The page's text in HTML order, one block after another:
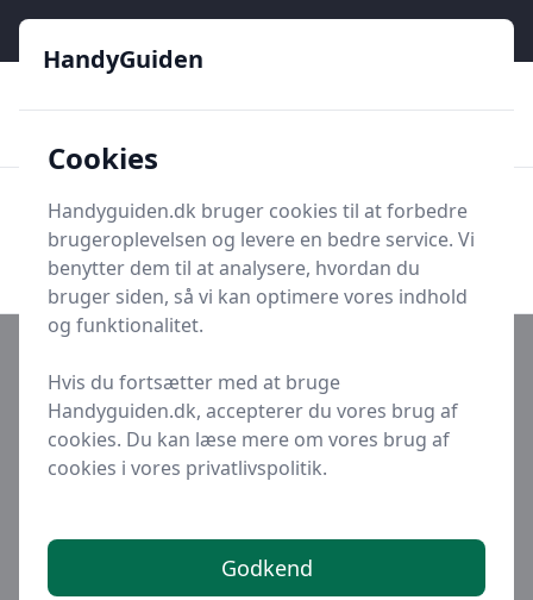
HandyGuiden
Søg nu
Søg nu
Udgivet iFritid
Apparat Krydsord
HandyGuiden
Cookies
Handyguiden.dk bruger cookies til at forbedre
brugeroplevelsen og levere en bedre service. Vi
benytter dem til at analysere, hvordan du
bruger siden, så vi kan optimere vores indhold
og funktionalitet.
Hvis du fortsætter med at bruge
Handyguiden.dk, accepterer du vores brug af
cookies. Du kan læse mere om vores brug af
cookies i vores privatlivspolitik.
Godkend